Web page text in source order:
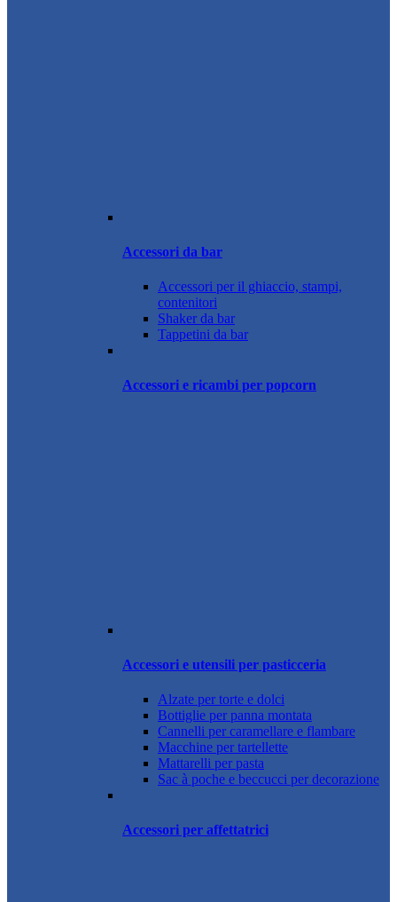
Accessori da bar
Accessori per il ghiaccio, stampi,
contenitori
Shaker da bar
Tappetini da bar
Accessori e ricambi per popcorn
Accessori e utensili per pasticceria
Alzate per torte e dolci
Bottiglie per panna montata
Cannelli per caramellare e flambare
Macchine per tartellette
Mattarelli per pasta
Sac à poche e beccucci per decorazione
Accessori per affettatrici